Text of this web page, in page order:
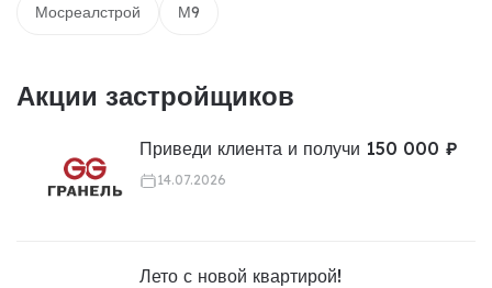
Мосреалстрой М9
Акции застройщиков
Приведи клиента и получи 150 000 ₽
14.07.2026
Лето с новой квартирой!